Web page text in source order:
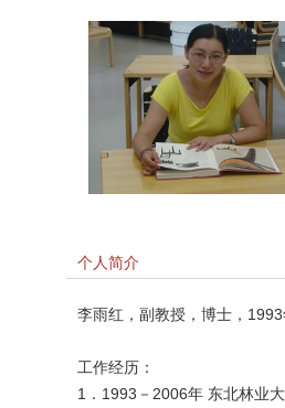
个人简介
李雨红，副教授，博士，
工作经历：
1．1993－2006年 东北林业